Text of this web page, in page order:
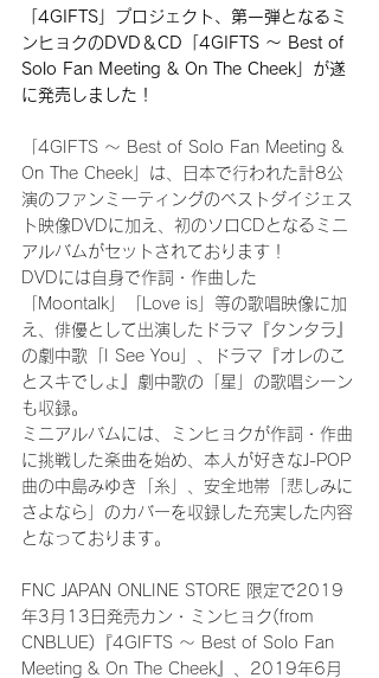
「4GIFTS」プロジェクト、第一弾となるミ
ンヒョクのDVD＆CD「4GIFTS ～ Best of
Solo Fan Meeting & On The Cheek」が遂
に発売しました！
「4GIFTS ～ Best of Solo Fan Meeting &
On The Cheek」は、日本で行われた計8公
演のファンミーティングのベストダイジェス
ト映像DVDに加え、初のソロCDとなるミニ
アルバムがセットされております！
DVDには自身で作詞・作曲した
「Moontalk」「Love is」等の歌唱映像に加
え、俳優として出演したドラマ『タンタラ』
の劇中歌「I See You」、ドラマ『オレのこ
とスキでしょ』劇中歌の「星」の歌唱シーン
も収録。
ミニアルバムには、ミンヒョクが作詞・作曲
に挑戦した楽曲を始め、本人が好きなJ-POP
曲の中島みゆき「糸」、安全地帯「悲しみに
さよなら」のカバーを収録した充実した内容
となっております。
FNC JAPAN ONLINE STORE 限定で2019
年3月13日発売カン・ミンヒョク(from
CNBLUE)『4GIFTS ～ Best of Solo Fan
Meeting & On The Cheek』、2019年6月